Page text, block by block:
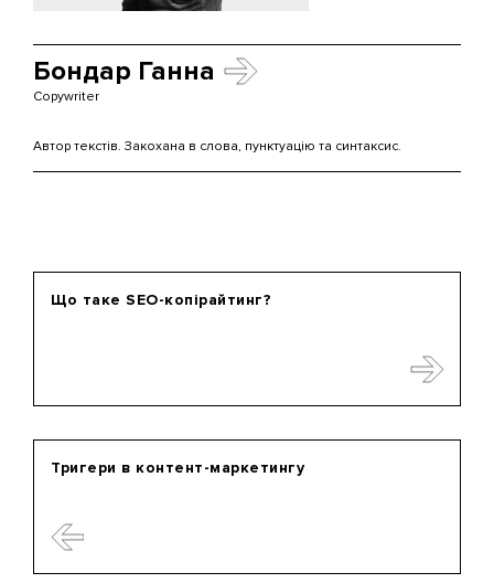
Бондар Ганна
Copywriter
Автор текстів. Закохана в слова, пунктуацію та синтаксис.
Тригери в контент-маркетингу
Що таке SEO-копірайтинг?